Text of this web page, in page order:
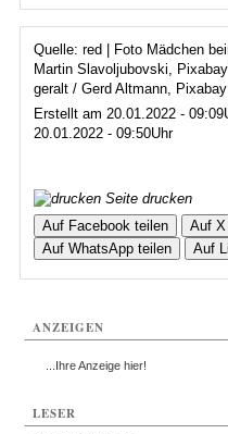
Quelle: red | Foto Mädchen
Martin Slavoljubovski,
geralt / Gerd Altmann,
Erstellt am 20.01.2022 -
20.01.2022 - 09:50Uhr
Seite drucken
Auf Facebook teilen
Auf
Auf WhatsApp teilen
Auf
ANZEIGEN
...Ihre Anzeige hier!
LESER